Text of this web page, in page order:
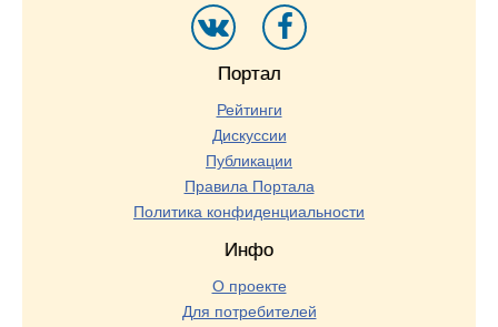
Портал
Рейтинги
Дискуссии
Публикации
Правила Портала
Политика конфиденциальности
Инфо
О проекте
Для потребителей